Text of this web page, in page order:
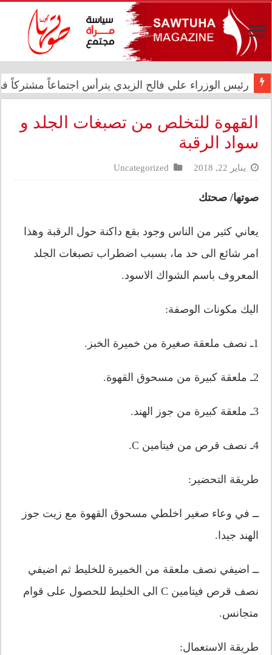
رئيس الوزراء علي فالح الزيدي يترأس اجتماعاً مشتركاً في
في الذكرى الثانية عشرة للإبادة الجماعية.. الأمم
القهوة للتخلص من تصبغات الجلد و
سواد الرقبة
يناير 22, 2018 Uncategorized
صوتها/ صحتك
يعاني كثير من الناس وجود بقع داكنة حول الرقبة وهذا
امر شائع الى حد ما، بسبب اضطراب تصبغات الجلد
المعروف باسم الشواك الاسود.
اليك مكونات الوصفة:
1ـ نصف ملعقة صغيرة من خميرة الخبز.
2ـ ملعقة كبيرة من مسحوق القهوة.
3ـ ملعقة كبيرة من جوز الهند.
4ـ نصف قرص من فيتامين C.
طريقة التحضير:
ــ في وعاء صغير اخلطي مسحوق القهوة مع زيت جوز
الهند جيدا.
ــ اضيفي نصف ملعقة من الخميرة للخليط ثم اضيفي
نصف قرص فيتامين C الى الخليط للحصول على قوام
متجانس.
طريقة الاستعمال: